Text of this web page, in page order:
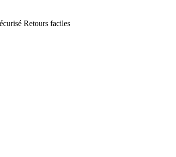
Retours faciles